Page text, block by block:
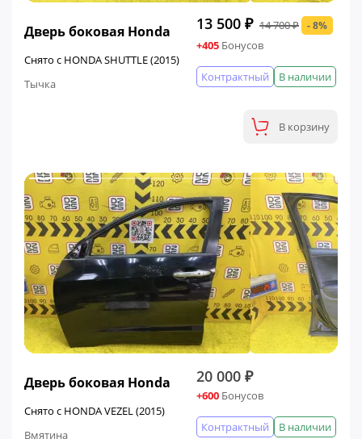
Дверь боковая Honda
Снято с HONDA SHUTTLE (2015)
Тычка
13 500 ₽ 14 700 ₽ - 8%
+405 Бонусов
В наличии
Контрактный
В корзину
Дверь боковая Honda
Снято с HONDA VEZEL (2015)
Вмятина
20 000 ₽
+600 Бонусов
В наличии
Контрактный